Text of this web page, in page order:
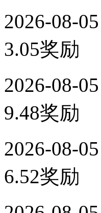
2026-08-05
3.05奖励
2026-08-05
9.48奖励
2026-08-05
6.52奖励